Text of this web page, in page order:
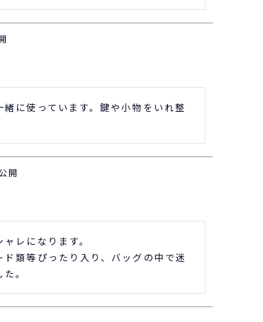
に使っています。鍵や小物をいれ整
開
レになります。
類等ぴったり入り、バッグの中で迷
。